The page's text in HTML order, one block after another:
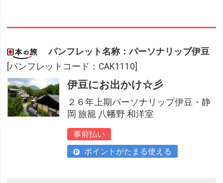
パンフレット名称：パーソナリップ伊豆
[パンフレットコード：CAK1110]
伊豆にお出かけ☆彡
２６年上期パーソナリップ伊豆・静
岡 旅籠 八幡野 和洋室
事前払い
ポイントがたまる使える